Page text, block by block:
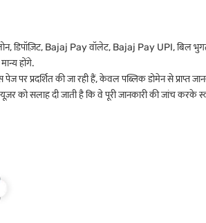
डिपॉज़िट, Bajaj Pay वॉलेट, Bajaj Pay UPI, बिल
होंगे.
की जा रही हैं, केवल पब्लिक डोमेन से प्राप्त
को सलाह दी जाती है कि वे पूरी जानकारी की जांच करके